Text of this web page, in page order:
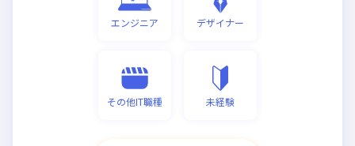
エンジニア デザイナー
その他IT職種 未経験